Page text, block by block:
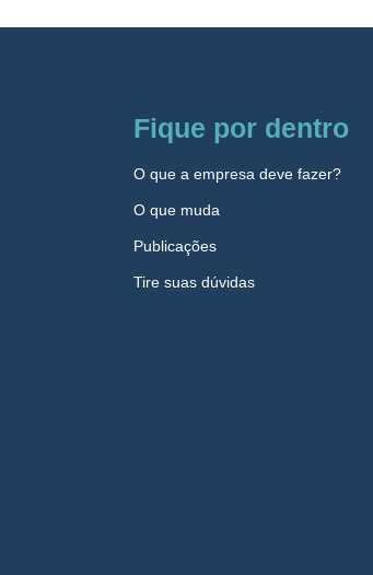
Fique por dentro
O que a empresa deve fazer?
O que muda
Publicações
Tire suas dúvidas